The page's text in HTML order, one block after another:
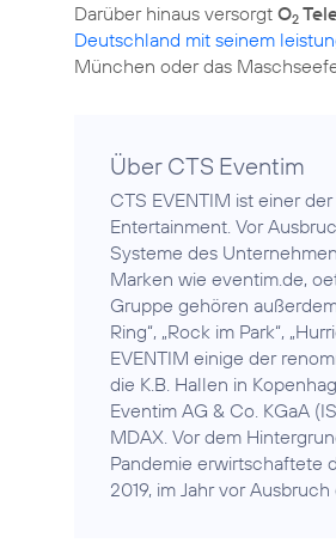
Darüber hinaus versorgt O2
Deutschland mit seinem
München oder das
Über CTS Eventim
CTS EVENTIM ist einer
Entertainment. Vor
Systeme des
Marken wie eventim.de,
Gruppe gehören
Ring“, „Rock im Park“,
EVENTIM einige der
die K.B. Hallen in
Eventim AG & Co. KGaA
MDAX. Vor dem
Pandemie erwirtschaftete
2019, im Jahr vor